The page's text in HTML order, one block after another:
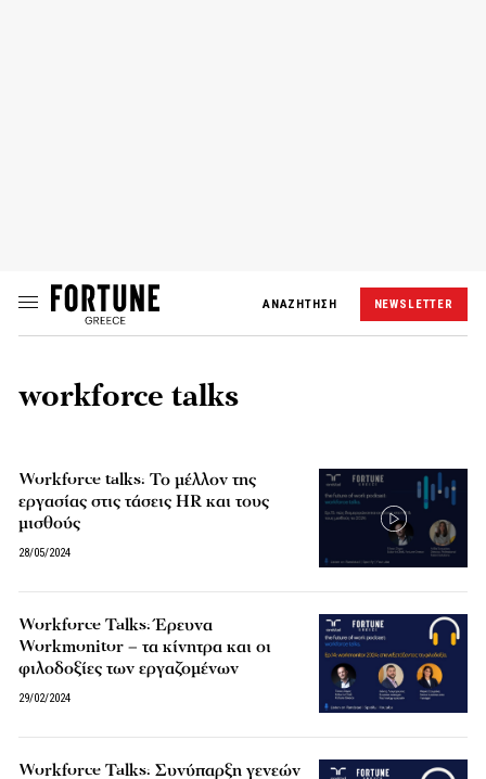
ΑΝΑΖΗΤΗΣΗ NEWSLETTER
workforce talks
Workforce talks: Το μέλλον της
εργασίας στις τάσεις HR και τους
μισθούς
28/05/2024
Workforce Talks: Έρευνα
Workmonitor – τα κίνητρα και οι
φιλοδοξίες των εργαζομένων
29/02/2024
Workforce Talks: Συνύπαρξη γενεών